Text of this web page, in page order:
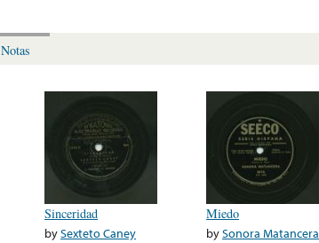
Notas
Sinceridad
bySexteto Caney
Miedo
bySonora Matancera